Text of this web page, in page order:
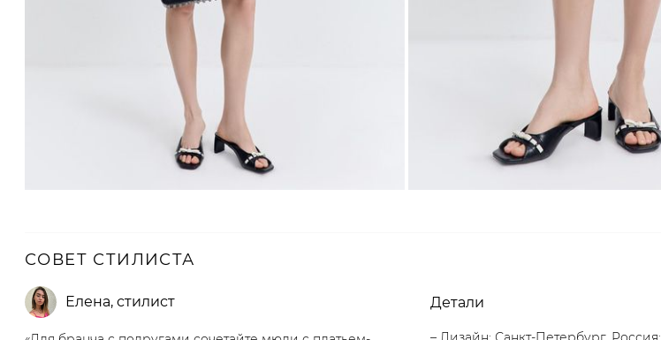
СОВЕТ СТИЛИСТА
Елена, стилист Детали